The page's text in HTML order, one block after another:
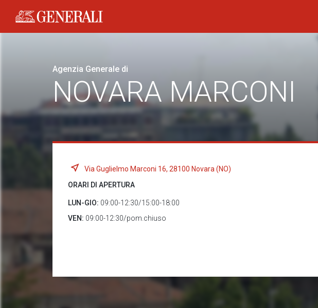
Generali logo
Agenzia Generale di
NOVARA MARCONI
Via Guglielmo Marconi 16, 28100 Novara (NO)
ORARI DI APERTURA
LUN-GIO: 09:00-12:30/15:00-18:00
VEN: 09:00-12:30/pom.chiuso